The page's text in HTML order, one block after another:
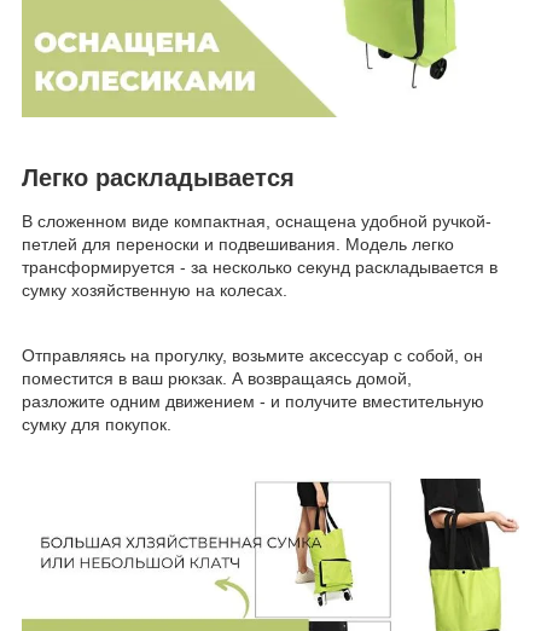
Легко раскладывается
В сложенном виде компактная, оснащена удобной ручкой-
петлей для переноски и подвешивания. Модель легко
трансформируется - за несколько секунд раскладывается в
сумку хозяйственную на колесах.
Отправляясь на прогулку, возьмите аксессуар с собой, он
поместится в ваш рюкзак. А возвращаясь домой,
разложите одним движением - и получите вместительную
сумку для покупок.